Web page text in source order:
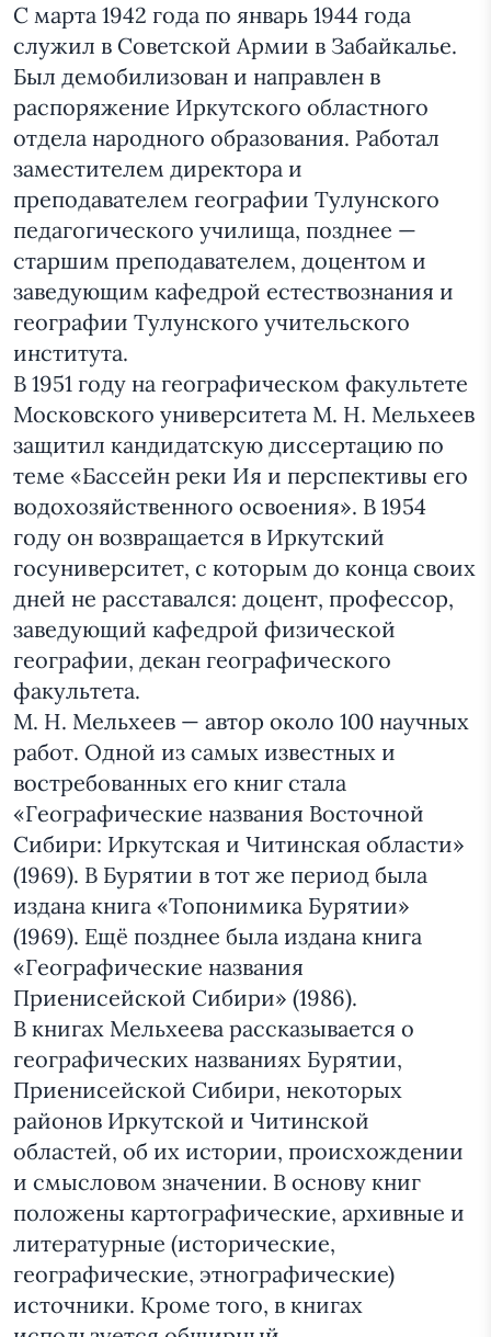
С марта 1942 года по январь 1944 года
служил в Советской Армии в Забайкалье.
Был демобилизован и направлен в
распоряжение Иркутского областного
отдела народного образования. Работал
заместителем директора и
преподавателем географии Тулунского
педагогического училища, позднее —
старшим преподавателем, доцентом и
заведующим кафедрой естествознания и
географии Тулунского учительского
института.
В 1951 году на географическом факультете
Московского университета М. Н. Мельхеев
защитил кандидатскую диссертацию по
теме «Бассейн реки Ия и перспективы его
водохозяйственного освоения». В 1954
году он возвращается в Иркутский
госуниверситет, с которым до конца своих
дней не расставался: доцент, профессор,
заведующий кафедрой физической
географии, декан географического
факультета.
М. Н. Мельхеев — автор около 100 научных
работ. Одной из самых известных и
востребованных его книг стала
«Географические названия Восточной
Сибири: Иркутская и Читинская области»
(1969). В Бурятии в тот же период была
издана книга «Топонимика Бурятии»
(1969). Ещё позднее была издана книга
«Географические названия
Приенисейской Сибири» (1986).
В книгах Мельхеева рассказывается о
географических названиях Бурятии,
Приенисейской Сибири, некоторых
районов Иркутской и Читинской
областей, об их истории, происхождении
и смысловом значении. В основу книг
положены картографические, архивные и
литературные (исторические,
географические, этнографические)
источники. Кроме того, в книгах